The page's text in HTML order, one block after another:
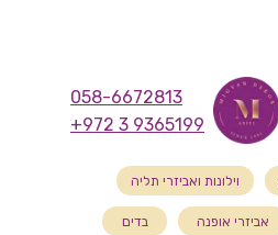
+972 3 9365199
058-6672813
וילונות ואביזרי תליה
בדים אביזרי אופנה